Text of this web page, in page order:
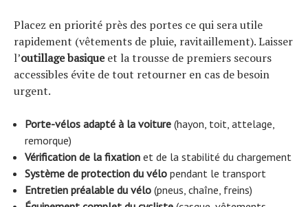
Placez en priorité près des portes ce qui sera utile
rapidement (vêtements de pluie, ravitaillement). Laisser
l’outillage basiqueet la trousse de premiers secours
accessibles évite de tout retourner en cas de besoin
urgent.
Porte-vélos adapté à la voiture (hayon, toit, attelage,
remorque)
Vérification de la fixation et de la stabilité du chargement
Système de protection du vélo pendant le transport
Entretien préalable du vélo (pneus, chaîne, freins)